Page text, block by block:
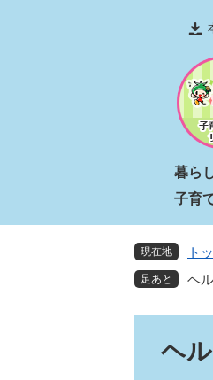
文
暮ら
子育
現在地 ト
ヘ
ヘ